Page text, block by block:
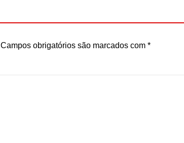
Campos obrigatórios são marcados com *